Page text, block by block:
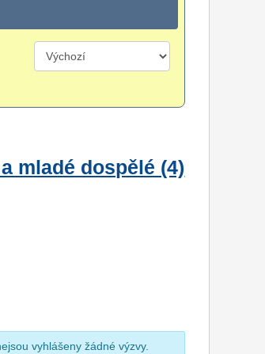
mladé dospělé (4)
vyhlášeny žádné výzvy.